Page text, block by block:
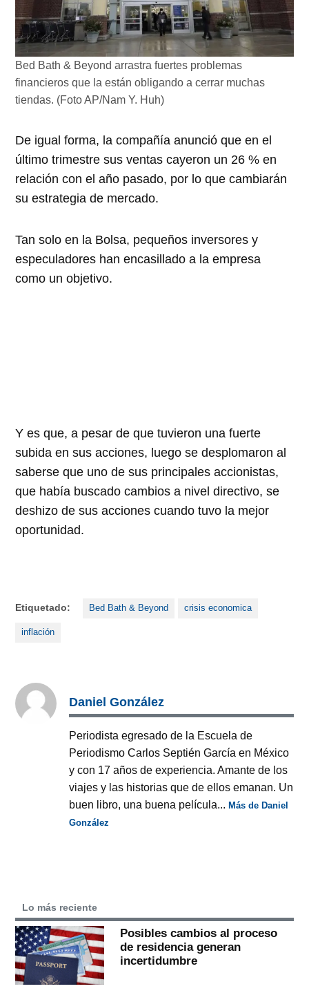
Bed Bath & Beyond arrastra fuertes problemas
financieros que la están obligando a cerrar muchas
tiendas. (Foto AP/Nam Y. Huh)
De igual forma, la compañía anunció que en el
último trimestre sus ventas cayeron un 26 % en
relación con el año pasado, por lo que cambiarán
su estrategia de mercado.
Tan solo en la Bolsa, pequeños inversores y
especuladores han encasillado a la empresa
como un objetivo.
Y es que, a pesar de que tuvieron una fuerte
subida en sus acciones, luego se desplomaron al
saberse que uno de sus principales accionistas,
que había buscado cambios a nivel directivo, se
deshizo de sus acciones cuando tuvo la mejor
oportunidad.
Etiquetado: Bed Bath & Beyond crisis economica
inflación
Daniel González
Periodista egresado de la Escuela de
Periodismo Carlos Septién García en México
y con 17 años de experiencia. Amante de los
viajes y las historias que de ellos emanan. Un
buen libro, una buena película...Más de Daniel
González
Lo más reciente
Posibles cambios al proceso
de residencia generan
incertidumbre